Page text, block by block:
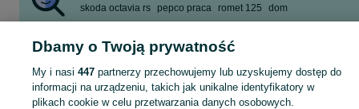
skoda octavia rs pepco praca romet 125
dom
dom do wynajęcia
noclegi
Zobacz Więcej
Dbamy o Twoją prywatność
My i nasi 447partnerzy przechowujemy lub uzyskujemy dostęp do
informacji na urządzeniu, takich jak unikalne identyfikatory w
plikach cookie w celu przetwarzania danych osobowych.